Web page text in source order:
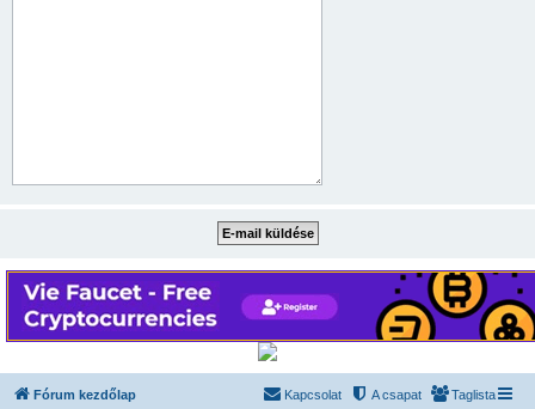
Fórum kezdőlap Taglista
A csapat
Kapcsolat